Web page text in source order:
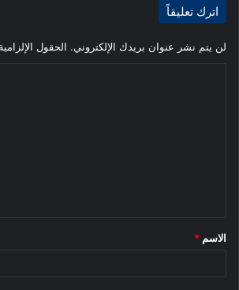
إختطاف
النيابة العامة تحقيقات فساد
اترك تعليقاً
لن يتم نشر عنوان بريدك الإلكتروني. الحقول
*
الاسم *